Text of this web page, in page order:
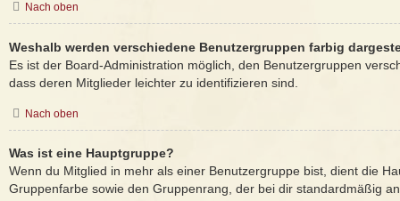
Nach oben
Weshalb werden verschiedene Benutzergruppen farbig
Es ist der Board-Administration möglich, den Benutzergruppen
dass deren Mitglieder leichter zu identifizieren sind.
Nach oben
Was ist eine Hauptgruppe?
Wenn du Mitglied in mehr als einer Benutzergruppe bist, dient die
Gruppenfarbe sowie den Gruppenrang, der bei dir standardmäßig